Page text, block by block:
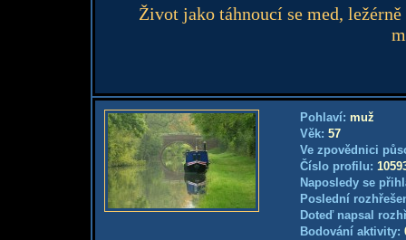
Život jako táhnoucí se med,
Pohlaví: muž
Věk: 57
Ve zpovědnici
Číslo profilu:
Naposledy se
Poslední
Doteď napsal
Bodování aktivity: